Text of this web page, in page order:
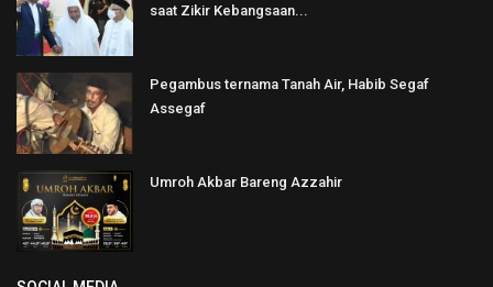
saat Zikir Kebangsaan...
Pegambus ternama Tanah Air, Habib Segaf
Assegaf
Umroh Akbar Bareng Azzahir